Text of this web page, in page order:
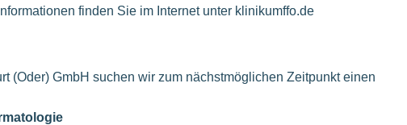
finden Sie im Internet unter klinikumffo.de
(Oder) GmbH suchen wir zum nächstmöglichen Zeitpunkt einen